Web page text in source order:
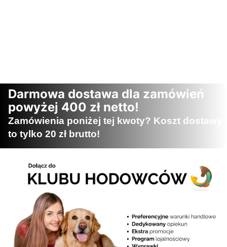
Darmowa dostawa dla zamówień
powyżej 400 zł netto!
Zamówienia poniżej tej kwoty? Koszt dostawy
to tylko 20 zł brutto!